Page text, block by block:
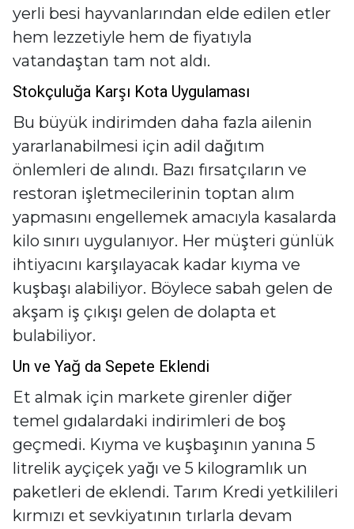
yerli besi hayvanlarından elde edilen etler
hem lezzetiyle hem de fiyatıyla
vatandaştan tam not aldı.
Stokçuluğa Karşı Kota Uygulaması
Bu büyük indirimden daha fazla ailenin
yararlanabilmesi için adil dağıtım
önlemleri de alındı. Bazı fırsatçıların ve
restoran işletmecilerinin toptan alım
yapmasını engellemek amacıyla kasalarda
kilo sınırı uygulanıyor. Her müşteri günlük
ihtiyacını karşılayacak kadar kıyma ve
kuşbaşı alabiliyor. Böylece sabah gelen de
akşam iş çıkışı gelen de dolapta et
bulabiliyor.
Un ve Yağ da Sepete Eklendi
Et almak için markete girenler diğer
temel gıdalardaki indirimleri de boş
geçmedi. Kıyma ve kuşbaşının yanına 5
litrelik ayçiçek yağı ve 5 kilogramlık un
paketleri de eklendi. Tarım Kredi yetkilileri
kırmızı et sevkiyatının tırlarla devam